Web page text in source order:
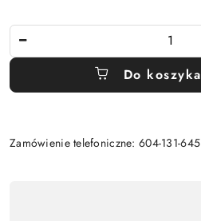
Do koszyka
Zamówienie telefoniczne: 604-131-645